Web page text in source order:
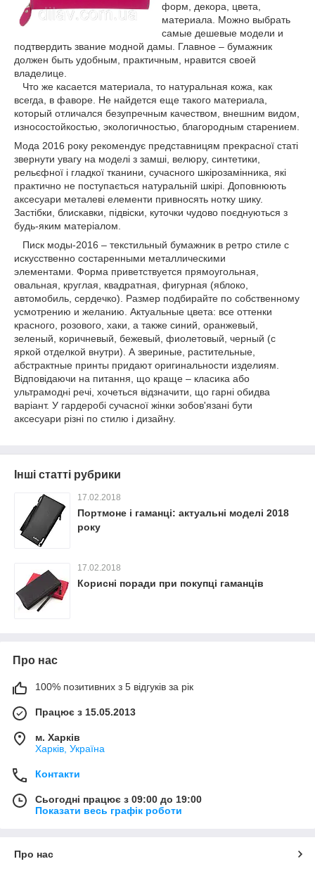
форм, декора, цвета,
материала. Можно выбрать
самые дешевые модели и
подтвердить звание модной дамы. Главное – бумажник
должен быть удобным, практичным, нравится своей
владелице.
Что же касается материала, то натуральная кожа, как
всегда, в фаворе. Не найдется еще такого материала,
который отличался безупречным качеством, внешним видом,
износостойкостью, экологичностью, благородным старением.
Мода 2016 року рекомендує представницям прекрасної статі
звернути увагу на моделі з замші, велюру, синтетики,
рельєфної і гладкої тканини, сучасного шкірозамінника, які
практично не поступається натуральній шкірі. Доповнюють
аксесуари металеві елементи привносять нотку шику.
Застібки, блискавки, підвіски, куточки чудово поєднуються з
будь-яким матеріалом.
Писк моды-2016 – текстильный бумажник в ретро стиле с
искусственно состаренными металлическими
элементами. Форма приветствуется прямоугольная,
овальная, круглая, квадратная, фигурная (яблоко,
автомобиль, сердечко). Размер подбирайте по собственному
усмотрению и желанию. Актуальные цвета: все оттенки
красного, розового, хаки, а также синий, оранжевый,
зеленый, коричневый, бежевый, фиолетовый, черный (с
яркой отделкой внутри). Азвериные, растительные,
абстрактные принты придают оригинальности изделиям.
Відповідаючи на питання, що краще – класика або
ультрамодні речі, хочеться відзначити, що гарні обидва
варіант. У гардеробі сучасної жінки зобов'язані бути
аксесуари різні по стилю і дизайну.
Інші статті рубрики
17.02.2018
Портмоне і гаманці: актуальні моделі 2018
року
17.02.2018
Корисні поради при покупці гаманців
Про нас
100% позитивних з 5 відгуків за рік
Працює з 15.05.2013
м. Харків
Харків, Україна
Контакти
Сьогодні працює з 09:00 до 19:00
Показати весь графік роботи
Про нас